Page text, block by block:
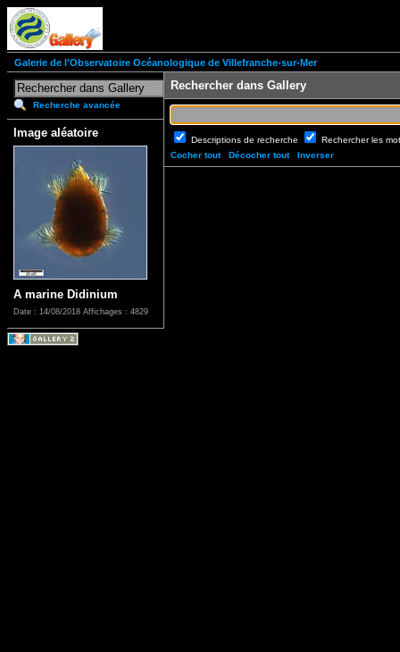
Galerie de l'Observatoire Océanologique de Villefranche-sur-Mer
Recherche avancée
Image aléatoire
A marine Didinium
Date : 14/08/2018 Affichages : 4829
Rechercher dans Gallery
Descriptions de recherche
Rechercher les
Cocher tout
Décocher tout Inverser